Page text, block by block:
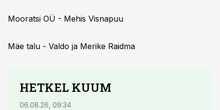
Mooratsi OÜ - Mehis Visnapuu
Mäe talu - Valdo ja Merike Raidma
HETKEL KUUM
06.08.26, 09:34